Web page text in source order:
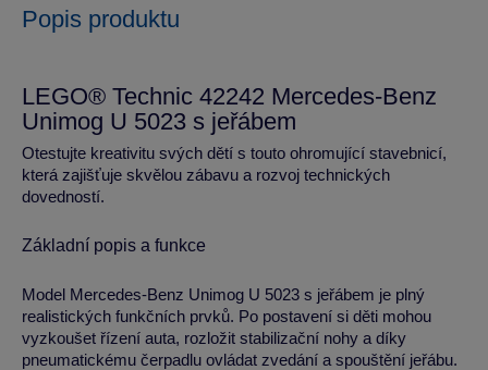
Popis produktu
LEGO® Technic 42242 Mercedes-Benz
Unimog U 5023 s jeřábem
Otestujte kreativitu svých dětí s touto ohromující stavebnicí,
která zajišťuje skvělou zábavu a rozvoj technických
dovedností.
Základní popis a funkce
Model Mercedes-Benz Unimog U 5023 s jeřábem je plný
realistických funkčních prvků. Po postavení si děti mohou
vyzkoušet řízení auta, rozložit stabilizační nohy a díky
pneumatickému čerpadlu ovládat zvedání a spouštění jeřábu.